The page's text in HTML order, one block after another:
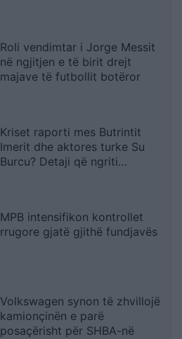
Roli vendimtar i Jorge Messit
në ngjitjen e të birit drejt
majave të futbollit botëror
Kriset raporti mes Butrintit
Imerit dhe aktores turke Su
Burcu? Detaji që ngriti
MPB intensifikon kontrollet
rrugore gjatë gjithë fundjavës
Volkswagen synon të zhvillojë
kamionçinën e parë
posaçërisht për SHBA-në